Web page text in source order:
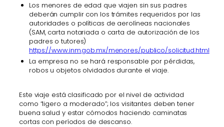
Los menores de edad que viajen sin sus padres
deberán cumplir con los trámites requeridos por las
autoridades o políticas de aerolíneas nacionales
(SAM, carta notariada o carta de autorización de los
padres o tutores)
https://www.inm.gob.mx/menores/publico/solicitud.html
La empresa no se hará responsable por pérdidas,
robos u objetos olvidados durante el viaje.
Este viaje está clasificado por el nivel de actividad
como “ligero a moderado”; los visitantes deben tener
buena salud y estar cómodos haciendo caminatas
cortas con períodos de descanso.